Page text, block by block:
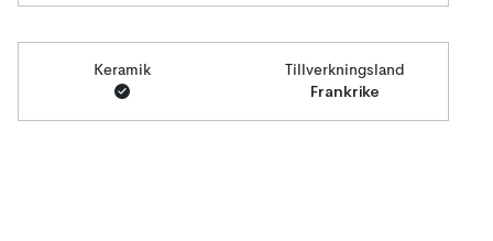
Keramik Tillverkningsland
Frankrike